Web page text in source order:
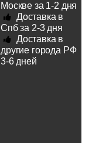
Москве за 1-2 дня
Доставка в
Спб за 2-3 дня
Доставка в
другие города РФ
3-6 дней